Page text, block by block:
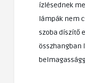
ízlésednek
lámpák nem
szoba díszítő
összhangban